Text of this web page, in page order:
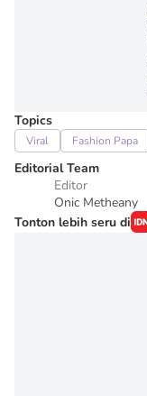
Topics
Viral Fashion Papa
Editorial Team
Editor
Onic Metheany
Tonton lebih seru di